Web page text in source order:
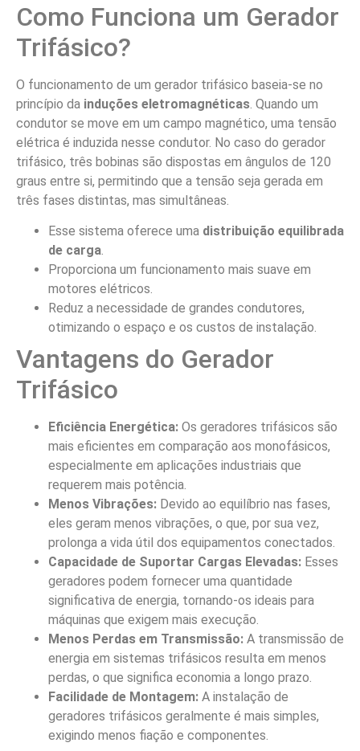
Como Funciona um Gerador
Trifásico?
O funcionamento de um gerador trifásico baseia-se no
princípio da induções eletromagnéticas . Quando um
condutor se move em um campo magnético, uma tensão
elétrica é induzida nesse condutor. No caso do gerador
trifásico, três bobinas são dispostas em ângulos de 120
graus entre si, permitindo que a tensão seja gerada em
três fases distintas, mas simultâneas.
Esse sistema oferece uma distribuição equilibrada
de carga.
Proporciona um funcionamento mais suave em
motores elétricos.
Reduz a necessidade de grandes condutores,
otimizando o espaço e os custos de instalação.
Vantagens do Gerador
Trifásico
Eficiência Energética: Os geradores trifásicos são
mais eficientes em comparação aos monofásicos,
especialmente em aplicações industriais que
requerem mais potência.
Menos Vibrações: Devido ao equilíbrio nas fases,
eles geram menos vibrações, o que, por sua vez,
prolonga a vida útil dos equipamentos conectados.
Capacidade de Suportar Cargas Elevadas: Esses
geradores podem fornecer uma quantidade
significativa de energia, tornando-os ideais para
máquinas que exigem mais execução.
Menos Perdas em Transmissão: A transmissão de
energia em sistemas trifásicos resulta em menos
perdas, o que significa economia a longo prazo.
Facilidade de Montagem: A instalação de
geradores trifásicos geralmente é mais simples,
exigindo menos fiação e componentes.